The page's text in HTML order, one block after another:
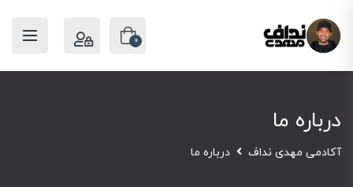
0
درباره ما
آکادمی مهدی نداف درباره ما